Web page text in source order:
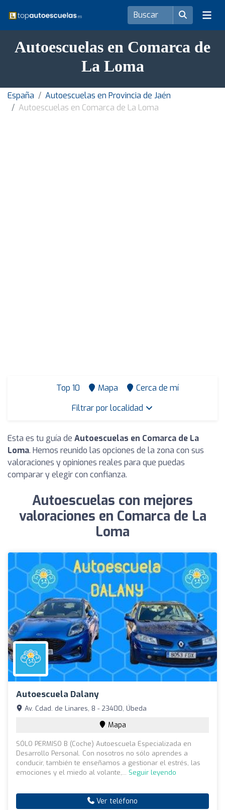
Autoescuelas en Comarca de
La Loma
España
Autoescuelas en Provincia de Jaén
Autoescuelas en Comarca de La Loma
Top 10 Mapa
Cerca de mí
Filtrar por localidad
Esta es tu guía de Autoescuelas en Comarca de La
Loma. Hemos reunido las opciones de la zona con sus
valoraciones y opiniones reales para que puedas
comparar y elegir con confianza.
Autoescuelas con mejores
valoraciones en Comarca de La
Loma
Autoescuela Dalany
Av. Cdad. de Linares, 8 - 23400, Úbeda
Mapa
SÓLO PERMISO B (Coche) Autoescuela Especializada en
Desarrollo Personal. Con nosotros no sólo aprendes a
conducir, también te enseñamos a gestionar el estrés, las
emociones y el miedo al volante,... Seguir leyendo
Ver teléfono